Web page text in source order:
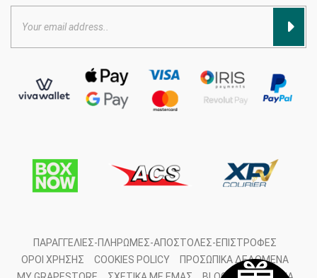
ΠΑΡΑΓΓΕΛΊΕΣ-ΠΛΗΡΩΜΈΣ-ΑΠΟΣΤΟΛΈΣ-ΕΠΙΣΤΡΟΦΈΣ
ΌΡΟΙ ΧΡΉΣΗΣ
COOKIES POLICY
ΠΡΟΣΩΠΙΚΆ ΔΕΔΟΜΈΝΑ